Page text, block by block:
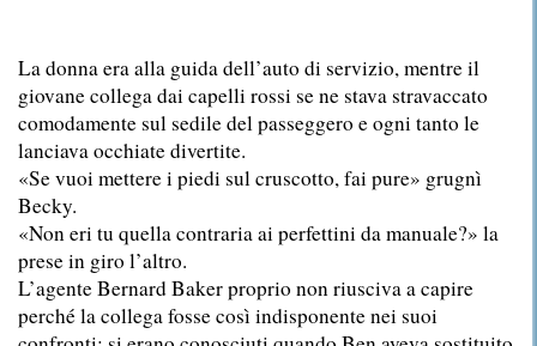
La donna era alla guida dell’auto di servizio, mentre il
giovane collega dai capelli rossi se ne stava stravaccato
comodamente sul sedile del passeggero e ogni tanto le
lanciava occhiate divertite.
«Se vuoi mettere i piedi sul cruscotto, fai pure» grugnì
Becky.
«Non eri tu quella contraria ai perfettini da manuale?» la
prese in giro l’altro.
L’agente Bernard Baker proprio non riusciva a capire
perché la collega fosse così indisponente nei suoi